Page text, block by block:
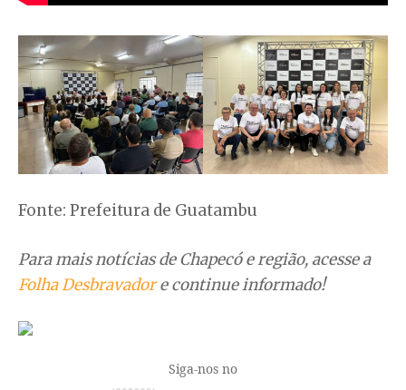
Fonte: Prefeitura de Guatambu
Para mais notícias de Chapecó e região, acesse a
Folha Desbravadore continue informado!
Siga-nos no